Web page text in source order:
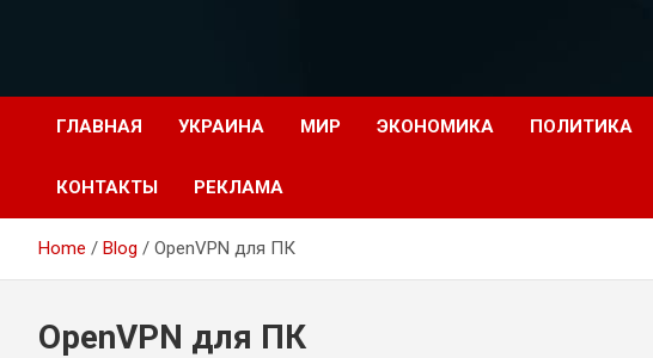
ГЛАВНАЯ УКРАИНА МИР ЭКОНОМИКА ПОЛИТИКА
КОНТАКТЫ РЕКЛАМА
Home Blog OpenVPN для ПК
OpenVPN для ПК